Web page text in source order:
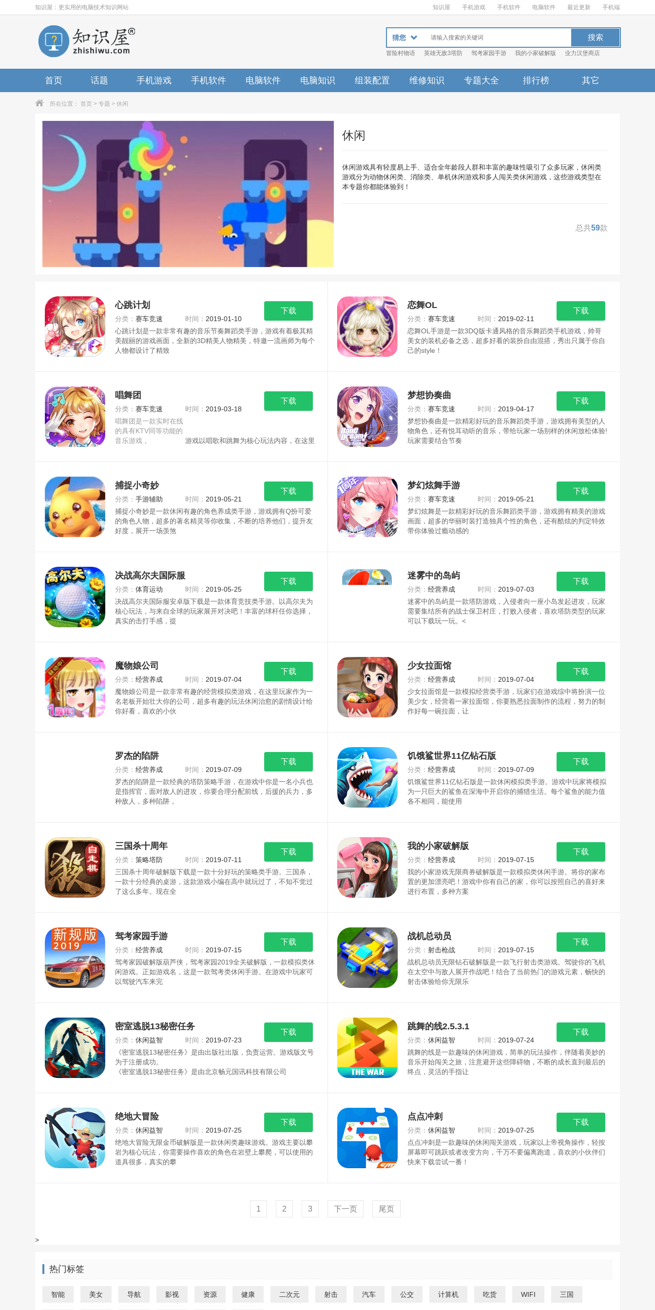
知识屋：更实用的电脑技术知识网站 知识屋 手机游戏 手机软件 电脑软件 最近更新 手机端
猜您
冒险村物语 英雄无敌3塔防 驾考家园手游 我的小家破解版 业力汉堡商店
首页 话题 手机游戏 手机软件 电脑软件 电脑知识 组装配置 维修知识 专题大全 排行榜 其它
所在位置： 首页 > 专题 > 休闲
休闲
休闲游戏具有轻度易上手、适合全年龄段人群和丰富的趣味性吸引了众多玩家，休闲类
游戏分为动物休闲类、消除类、单机休闲游戏和多人闯关类休闲游戏，这些游戏类型在
本专题你都能体验到！
总共59款
心跳计划
分类： 赛车竞速 时间： 2019-01-10
心跳计划是一款非常有趣的音乐节奏舞蹈类手游，游戏有着极其精
美靓丽的游戏画面，全新的3D精美人物精美，特邀一流画师为每个
人物都设计了精致
下载
恋舞OL
分类： 赛车竞速 时间： 2019-02-11
恋舞OL手游是一款3DQ版卡通风格的音乐舞蹈类手机游戏，帅哥
美女的装机必备之选，超多好看的装扮自由混搭，秀出只属于你自
己的style！
下载
唱舞团
分类： 赛车竞速 时间： 2019-03-18
唱舞团是一款实时在线
的具有KTV同等功能的
音乐游戏，
游戏以唱歌和跳舞为核心玩法内容，在这里
下载
梦想协奏曲
分类： 赛车竞速 时间： 2019-04-17
梦想协奏曲是一款精彩好玩的音乐舞蹈类手游，游戏拥有美型的人
物角色，还有悦耳动听的音乐，带给玩家一场别样的休闲放松体验!
玩家需要结合节奏
下载
捕捉小奇妙
分类： 手游辅助 时间： 2019-05-21
捕捉小奇妙是一款休闲有趣的角色养成类手游，游戏拥有Q扮可爱
的角色人物，超多的著名精灵等你收集，不断的培养他们，提升友
好度，展开一场羡煞
下载
梦幻炫舞手游
分类： 赛车竞速 时间： 2019-05-21
梦幻炫舞是一款精彩好玩的音乐舞蹈类手游，游戏拥有精美的游戏
画面，超多的华丽时装打造独具个性的角色，还有酷炫的判定特效
带你体验过瘾动感的
下载
决战高尔夫国际服
分类： 体育运动 时间： 2019-05-25
决战高尔夫国际服安卓版下载是一款体育竞技类手游。以高尔夫为
核心玩法，与来自全球的玩家展开对决吧！丰富的球杆任你选择，
真实的击打手感，提
下载
迷雾中的岛屿
分类： 经营养成 时间： 2019-07-03
迷雾中的岛屿是一款塔防游戏，入侵者向一座小岛发起进攻，玩家
需要集结所有的战士保卫村庄，打败入侵者，喜欢塔防类型的玩家
可以下载玩一玩。<
下载
魔物娘公司
分类： 经营养成 时间： 2019-07-04
魔物娘公司是一款非常有趣的经营模拟类游戏，在这里玩家作为一
名老板开始壮大你的公司，超多有趣的玩法休闲治愈的剧情设计给
你好看，喜欢的小伙
下载
少女拉面馆
分类： 经营养成 时间： 2019-07-04
少女拉面馆是一款模拟经营类手游，玩家们在游戏综中将扮演一位
美少女，经营着一家拉面馆，你要熟悉拉面制作的流程，努力的制
作好每一碗拉面，让
下载
罗杰的陷阱
分类： 经营养成 时间： 2019-07-09
罗杰的陷阱是一款经典的塔防策略手游，在游戏中你是一名小兵也
是指挥官，面对敌人的进攻，你要合理分配前线，后援的兵力，多
种敌人，多种陷阱，
下载
饥饿鲨世界11亿钻石版
分类： 经营养成 时间： 2019-07-09
饥饿鲨世界11亿钻石版是一款休闲模拟类手游。游戏中玩家将模拟
为一只巨大的鲨鱼在深海中开启你的捕猎生活。每个鲨鱼的能力值
各不相同，能使用
下载
三国杀十周年
分类： 策略塔防 时间： 2019-07-11
三国杀十周年破解版下载是一款十分好玩的策略类手游。三国杀，
一款十分经典的桌游，这款游戏小编在高中就玩过了，不知不觉过
了这么多年。现在全
下载
我的小家破解版
分类： 经营养成 时间： 2019-07-15
我的小家游戏无限商券破解版是一款模拟类休闲手游。将你的家布
置的更加漂亮吧！游戏中你有自己的家，你可以按照自己的喜好来
进行布置，多种方案
下载
驾考家园手游
分类： 经营养成 时间： 2019-07-15
驾考家园破解版葫芦侠，驾考家园2019全关破解版，一款模拟类休
闲游戏。正如游戏名，这是一款驾考类休闲手游。在游戏中玩家可
以驾驶汽车来完
下载
战机总动员
分类： 射击枪战 时间： 2019-07-15
战机总动员无限钻石破解版是一款飞行射击类游戏。驾驶你的飞机
在太空中与敌人展开作战吧！结合了当前热门的游戏元素，畅快的
射击体验给你无限乐
下载
密室逃脱13秘密任务
分类： 休闲益智 时间： 2019-07-23
《密室逃脱13秘密任务》是由出版社出版，负责运营。游戏版文号
为于注册成功。
《密室逃脱13秘密任务》是由北京畅元国讯科技有限公司
下载
跳舞的线2.5.3.1
分类： 休闲益智 时间： 2019-07-24
跳舞的线是一款趣味的休闲游戏，简单的玩法操作，伴随着美妙的
音乐开始闯关之旅，注意避开这些障碍物，不断的成长直到最后的
终点，灵活的手指让
下载
绝地大冒险
分类： 休闲益智 时间： 2019-07-25
绝地大冒险无限金币破解版是一款休闲类趣味游戏。游戏主要以攀
岩为核心玩法，你需要操作喜欢的角色在岩壁上攀爬，可以使用的
道具很多，真实的攀
下载
点点冲刺
分类： 休闲益智 时间： 2019-07-25
点点冲刺是一款趣味的休闲闯关游戏，玩家以上帝视角操作，轻按
屏幕即可跳跃或者改变方向，千万不要偏离跑道，喜欢的小伙伴们
快来下载尝试一番！
下载
1 2 3 下一页 尾页
>
热门标签
智能 美女 导航 影视 资源 健康 二次元 射击 汽车 公交 计算机 吃货 WIFI 三国